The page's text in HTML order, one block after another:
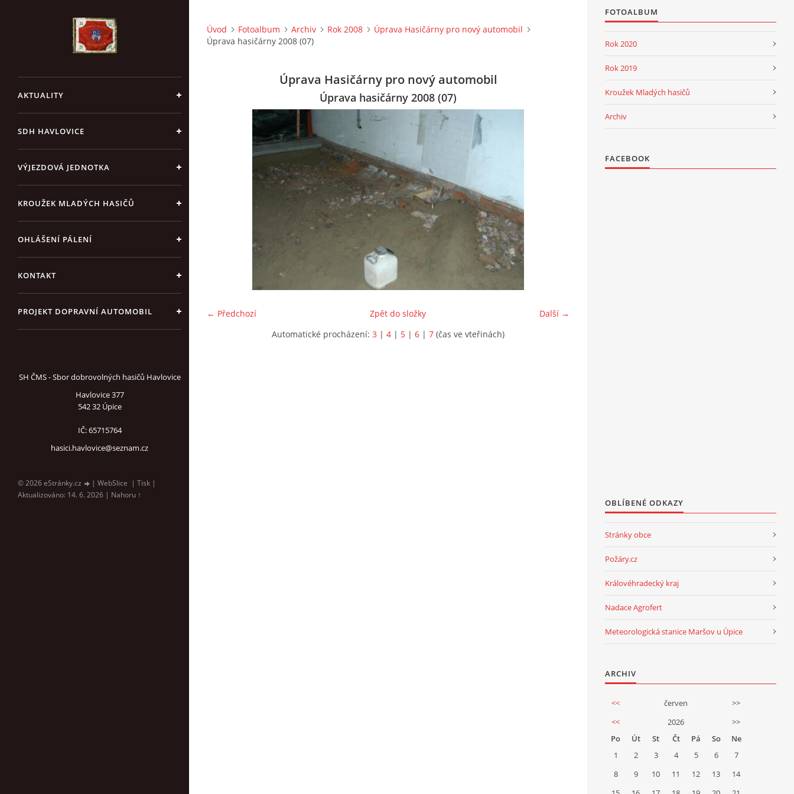
AKTUALITY
SDH HAVLOVICE
VÝJEZDOVÁ JEDNOTKA
KROUŽEK MLADÝCH HASIČŮ
OHLÁŠENÍ PÁLENÍ
KONTAKT
PROJEKT DOPRAVNÍ AUTOMOBIL
SH ČMS - Sbor dobrovolných hasičů Havlovice
Havlovice 377
542 32 Úpice
IČ: 65715764
hasici.havlovice@seznam.cz
© 2026 eStránky.cz | WebSlice | Tisk |
Aktualizováno: 14. 6. 2026 | Nahoru ↑
Úvod Fotoalbum Archiv Rok 2008
Úprava Hasičárny pro nový automobil
Úprava hasičárny 2008 (07)
Úprava Hasičárny pro nový automobil
Úprava hasičárny 2008 (07)
← Předchozí Další →
Zpět do složky
Automatické procházení: 3 | 4 | 5 | 6 | 7 (čas ve vteřinách)
FOTOALBUM
Rok 2020
Rok 2019
Kroužek Mladých hasičů
Archiv
FACEBOOK
OBLÍBENÉ ODKAZY
Stránky obce
Požáry.cz
Královéhradecký kraj
Nadace Agrofert
Meteorologická stanice Maršov u Úpice
ARCHIV
<< červen
>>
<<
2026
>>
Po
Út St Čt Pá So
Ne
1
2 3 4 5 6
7
8
9 10 11 12 13
14